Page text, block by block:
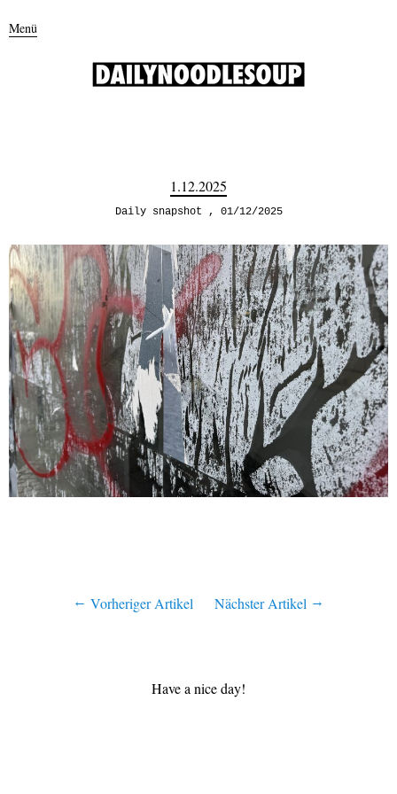
Menü
1.12.2025
Daily snapshot 01/12/2025
Vorheriger Artikel Nächster Artikel
Have a nice day!